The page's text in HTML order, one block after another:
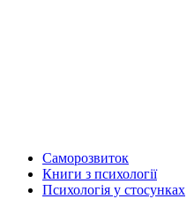
Саморозвиток
Книги з психології
Психологія у стосунках